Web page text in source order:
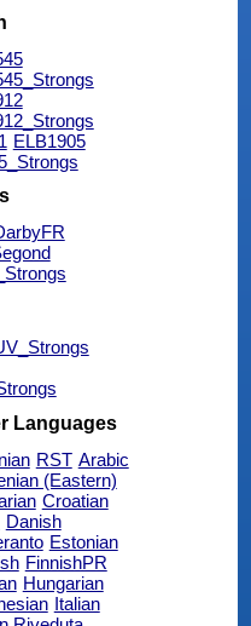
ELB1905
Languages
RST Arabic
(Eastern)
Croatian
Danish
Estonian
FinnishPR
Hungarian
Italian